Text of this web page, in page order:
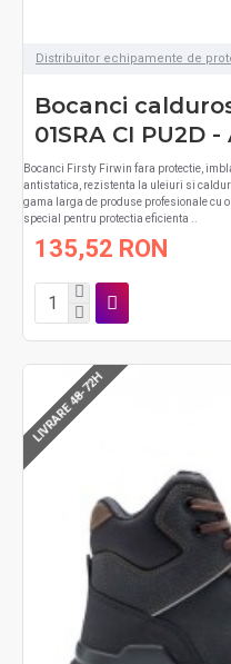
Distribuitor echipamente de
Bocanci
01SRA CI PU2D -
Bocanci Firsty Firwin fara protectie,
antistatica, rezistenta la uleiuri si
gama larga de produse profesionale cu
special pentru protectia eficienta ..
135,52 RON
LIVRARE 48-72H